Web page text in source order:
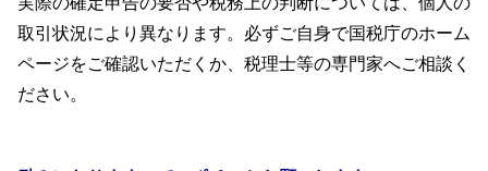
取引状況により異なります。必ずご自身で国税庁のホーム
ページをご確認いただくか、税理士等の専門家へご相談く
ださい。